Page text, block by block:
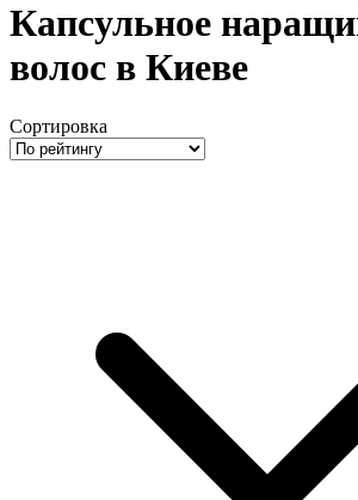
Капсульное
волос в Киеве
Сортировка